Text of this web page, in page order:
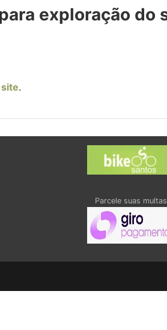
exploração do
site.
Parcele suas